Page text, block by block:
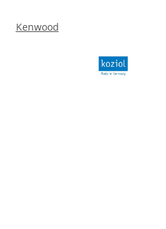
Kenwood